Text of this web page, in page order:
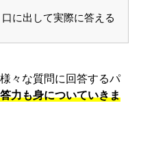
に出して実際に答える
々な質問に回答するパ
力も身についていきま